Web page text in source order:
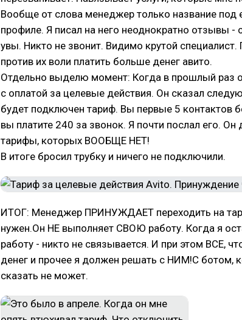
Вообще от слова менеджер только название под
профиле. Я писал на него неоднократно отзывы -
увы. Никто не звонит. Видимо крутой
против их воли платить больше денег авито.
Отдельно выделю момент: Когда в прошлый раз
с оплатой за целевые действия. Он сказал
будет подключен тариф. Вы первые 5 контактов
вы платите 240 за звонок. Я почти послал его.
тарифы, которых ВООБЩЕ НЕТ!
В итоге бросил трубку и ничего не подключили.
ИТОГ: Менеджер ПРИНУЖДАЕТ переходить на
нужен.Он НЕ выполняет СВОЮ работу. Когда я
работу - никто не связывается. И при этом ВСЕ,
денег и прочее я должен решать с НИМ!С ботом,
сказать не может.